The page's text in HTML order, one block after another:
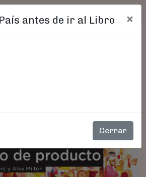
antes de ir al Libro ×
Cerrar